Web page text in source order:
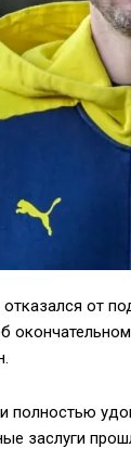
отказался от
полностью
заслуги